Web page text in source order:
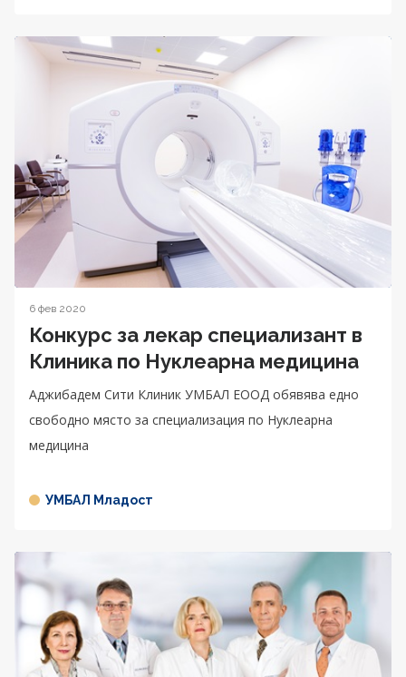
6 фев 2020
Конкурс за лекар специализант в
Клиника по Нуклеарна медицина
Аджибадем Сити Клиник УМБАЛ ЕООД обявява едно
свободно място за специализация по Нуклеарна
медицина
УМБАЛ Младост